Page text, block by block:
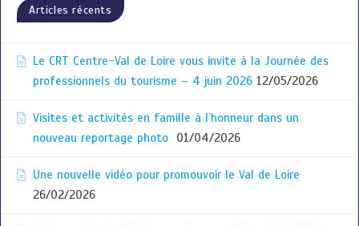
Articles récents
Le CRT Centre-Val de Loire vous invite à la Journée des
professionnels du tourisme – 4 juin 2026 12/05/2026
Visites et activités en famille à l’honneur dans un
nouveau reportage photo
01/04/2026
Une nouvelle vidéo pour promouvoir le Val de Loire
26/02/2026